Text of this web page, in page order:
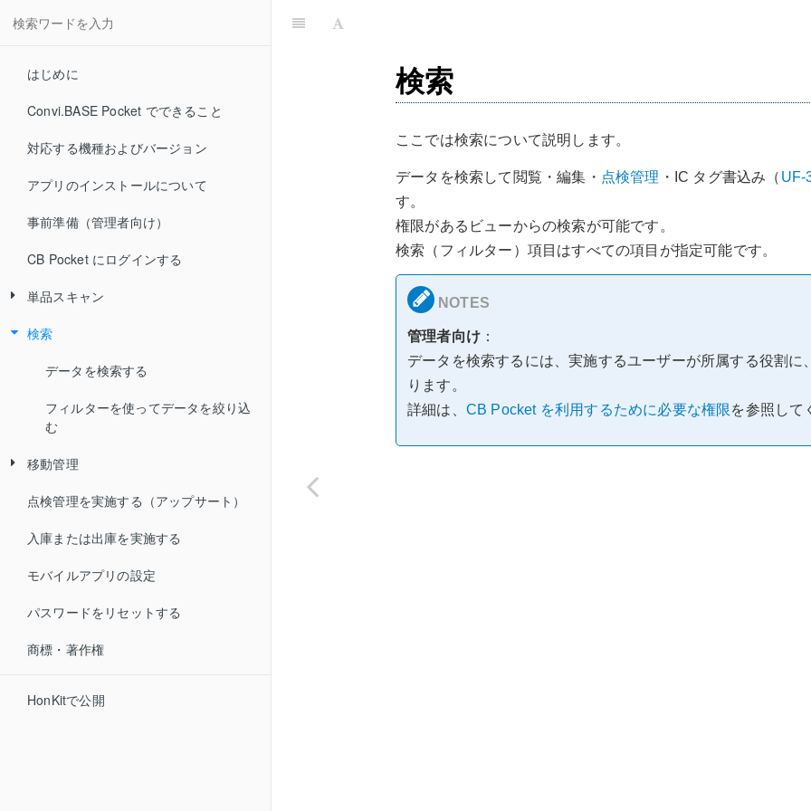
はじめに
Convi.BASE Pocket でできること
対応する機種およびバージョン
アプリのインストールについて
事前準備（管理者向け）
CB Pocket にログインする
単品スキャン
データを編集する（ラベルの読取
指定）
検索
データを検索する
フィルターを使ってデータを絞り込
む
移動管理
移動管理を実施する
ステータス項目を設定する
点検管理を実施する（アップサート）
入庫または出庫を実施する
モバイルアプリの設定
パスワードをリセットする
商標・著作権
HonKitで公開
検索
ここでは検索について説明します。
データを検索して閲覧・編集・ 点検管理 ・IC タグ書込み（ UF-
す。
権限があるビューからの検索が可能です。
検索（フィルター）項目はすべての項目が指定可能です。
管理者向け ：
データを検索するには、実施するユーザーが所属する役割
ります。
詳細は、 CB Pocket を利用するために必要な権限を参照して